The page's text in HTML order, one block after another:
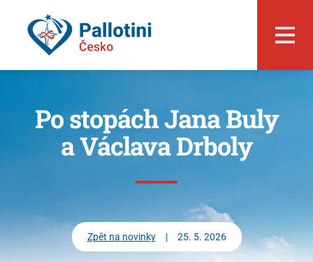
O nás
Po stopách Jana Buly
a Václava Drboly
Zpět na novinky | 25. 5. 2026